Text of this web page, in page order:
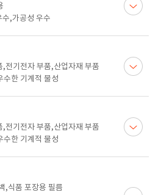
수,가공성 우수
,전기전자 부품,산업자재 부품
수한 기계적 물성
,전기전자 부품,산업자재 부품
수한 기계적 물성
,식품 포장용 필름